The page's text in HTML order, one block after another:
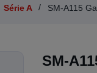
Série A SM-A115
SM-